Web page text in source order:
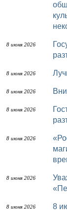
8 июня 2026
Государственное юридическое бюро
8 июня 2026
8 июня 2026
8 июня 2026
Гострудинспекция в Республике Коми
8 июня 2026
«Россети» усилят контроль за
8 июня 2026
Уважаемые жители муниципального района
8 июня 2026 8